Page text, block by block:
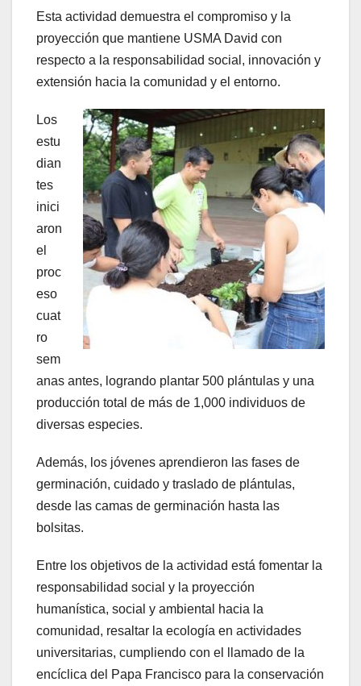
Esta actividad demuestra el compromiso y la
proyección que mantiene USMA David con
respecto a la responsabilidad social, innovación y
extensión hacia la comunidad y el entorno.
Los
estu
dian
tes
inici
aron
el
proc
eso
cuat
ro
sem
anas antes, logrando plantar 500 plántulas y una
producción total de más de 1,000 individuos de
diversas especies.
Además, los jóvenes aprendieron las fases de
germinación, cuidado y traslado de plántulas,
desde las camas de germinación hasta las
bolsitas.
Entre los objetivos de la actividad está fomentar la
responsabilidad social y la proyección
humanística, social y ambiental hacia la
comunidad, resaltar la ecología en actividades
universitarias, cumpliendo con el llamado de la
encíclica del Papa Francisco para la conservación